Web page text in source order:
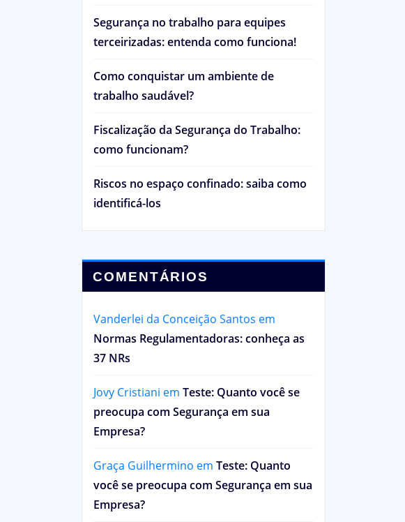
Segurança no trabalho para equipes
terceirizadas: entenda como funciona!
Como conquistar um ambiente de
trabalho saudável?
Fiscalização da Segurança do Trabalho:
como funcionam?
Riscos no espaço confinado: saiba como
identificá-los
COMENTÁRIOS
Vanderlei da Conceição Santos em
Normas Regulamentadoras: conheça as
37 NRs
Jovy Cristiani em Teste: Quanto você se
preocupa com Segurança em sua
Empresa?
Graça Guilhermino em Teste: Quanto
você se preocupa com Segurança em sua
Empresa?